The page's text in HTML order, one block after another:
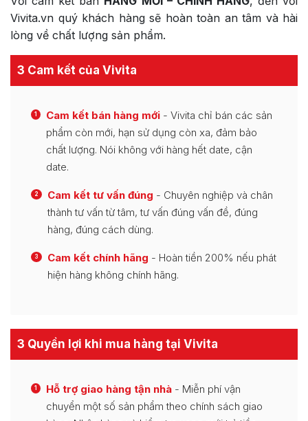
Vivita.vn quý khách hàng sẽ hoàn toàn an tâm và hài
lòng về chất lượng sản phẩm.
3 Cam kết của Vivita
1 Cam kết bán hàng mới - Vivita chỉ bán các sản
phẩm còn mới, hạn sử dụng còn xa, đảm bảo
chất lượng. Nói không với hàng hết date, cận
date.
2 Cam kết tư vấn đúng - Chuyên nghiệp và chân
thành tư vấn từ tâm, tư vấn đúng vấn đề, đúng
hàng, đúng cách dùng.
3 Cam kết chính hãng - Hoàn tiền 200% nếu phát
hiện hàng không chính hãng.
3 Quyền lợi khi mua hàng tại Vivita
1 Hỗ trợ giao hàng tận nhà - Miễn phí vận
chuyển một số sản phẩm theo chính sách giao